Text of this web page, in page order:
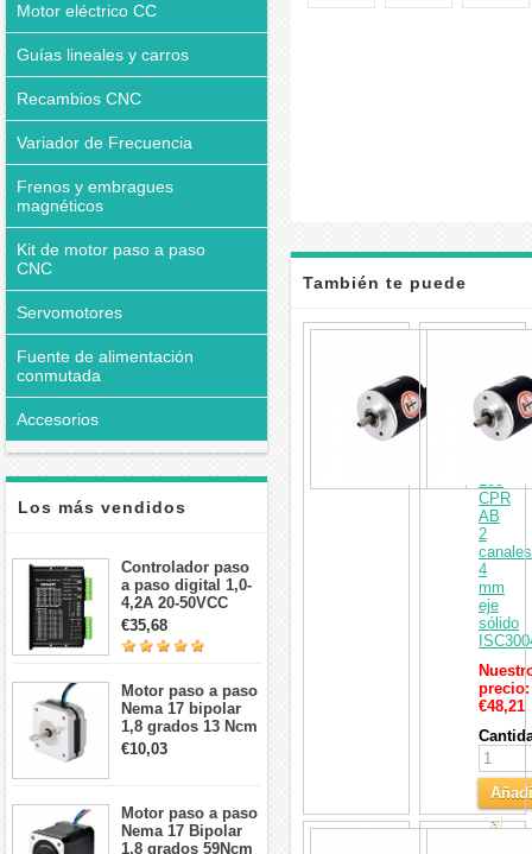
Motor eléctrico CC
Guías lineales y carros
Recambios CNC
Variador de Frecuencia
Frenos y embragues
magnéticos
Kit de motor paso a paso
CNC
Servomotores
Fuente de alimentación
conmutada
Accesorios
Los más vendidos
Controlador paso
a paso digital 1,0-
4,2A 20-50VCC
para motor paso a
paso Nema 17, 23,
24
€35,68
Motor paso a paso
Nema 17 bipolar
1,8 grados 13 Ncm
1A 3,5 V
42x42x20mm 4
€10,03
Motor paso a paso
Nema 17 Bipolar
1,8 grados 59Ncm
También te puede
interesar
motor
paso
a
paso
100
CPR
AB
2
canales
4
mm
eje
sólido
precio:
€48,21
al